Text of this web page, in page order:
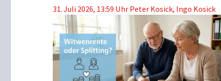
31. Juli 2026, 13:59 Uhr Peter Kosick, Ingo Kosick